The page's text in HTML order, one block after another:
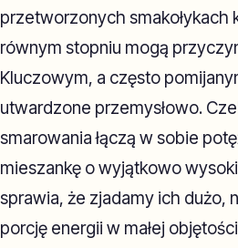
przetworzonych smakołykach
równym stopniu mogą
Kluczowym, a często
utwardzone przemysłowo.
smarowania łączą w sobie
mieszankę o wyjątkowo
sprawia, że zjadamy ich dużo,
porcję energii w małej